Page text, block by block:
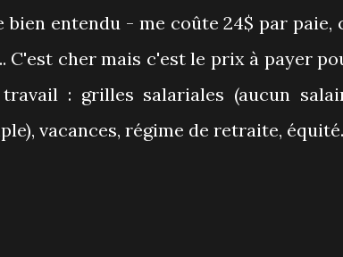
entendu - me coûte 24$ par paie,
C'est cher mais c'est le prix à payer
: grilles salariales (aucun
vacances, régime de retraite,